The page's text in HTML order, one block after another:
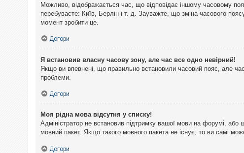
Можливо, відображається час, що відповідає іншому часовому
перебуваєте: Київ, Берлін і т. д. Зауважте, що зміна часового
момент зробити це.
Догори
Я встановив власну часову зону, але час все одно невірний!
Якщо ви впевнені, що правильно встановили часовий пояс, але
проблеми.
Догори
Моя рідна мова відсутня у списку!
Адміністратор не встановив підтримку вашої мови на форумі,
мовний пакет. Якщо такого мовного пакета не існує, то ви самі
Догори